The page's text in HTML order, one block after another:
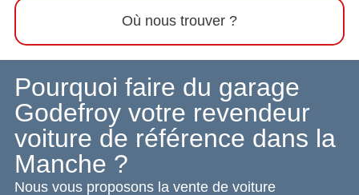
Où nous trouver ?
Pourquoi faire du garage
Godefroy votre revendeur
voiture de référence dans la
Manche ?
Nous vous proposons la vente de voiture